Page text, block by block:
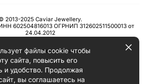
2013-2025 Caviar Jewellery.
602504816013 ОГРНИП 312602511500013 от
24.04.2012
соглашение
файлы cookie чтобы
сайта, повысить его
и удобство. Продолжая
вы соглашаетесь на